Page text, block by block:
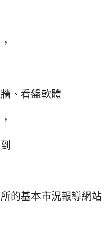
、看盤軟體
的基本市況報導網站